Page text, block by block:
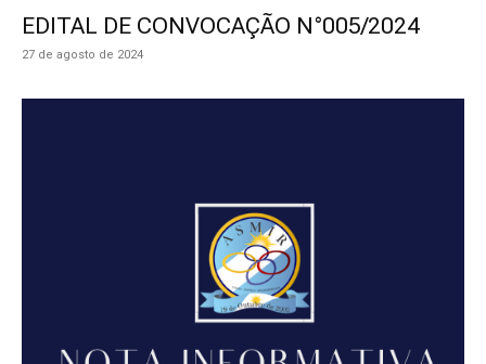
EDITAL DE CONVOCAÇÃO N°005/2024
27 de agosto de 2024